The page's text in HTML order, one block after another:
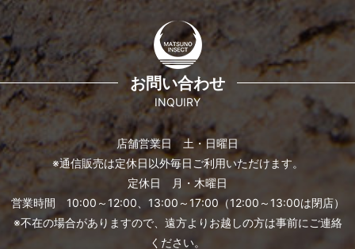
お問い合わせ
INQUIRY
店舗営業日 土・日曜日
※通信販売は定休日以外毎日ご利用いただけます。
定休日 月・木曜日
営業時間 10:00～12:00、13:00～17:00（12:00～13:00は閉店）
※不在の場合がありますので、遠方よりお越しの方は事前にご連絡
ください。